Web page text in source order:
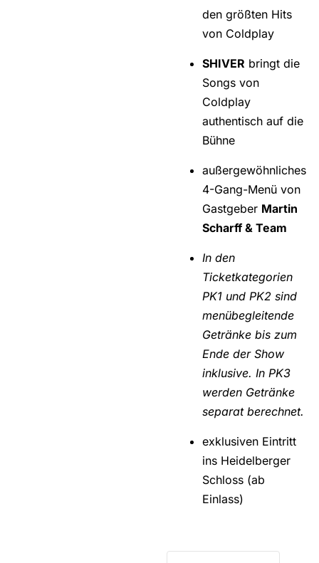
den größten Hits
von Coldplay
SHIVER bringt die
Songs von
Coldplay
authentisch auf die
Bühne
außergewöhnliches
4-Gang-Menü von
Gastgeber Martin
Scharff & Team
In den
Ticketkategorien
PK1 und PK2 sind
menübegleitende
Getränke bis zum
Ende der Show
inklusive. In PK3
werden Getränke
separat berechnet.
exklusiven Eintritt
ins Heidelberger
Schloss (ab
Einlass)